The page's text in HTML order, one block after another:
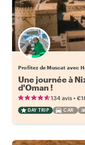
Profitez de Muscat avec
Une journée à
d'Oman !
134 avis •
DAY TRIP CAR